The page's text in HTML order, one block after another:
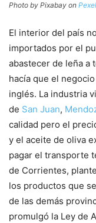
Photo by Pixabay on
El interior del país
importados por el
abastecer de leña a
hacía que el
inglés. La industria
de San Juan,
calidad pero el
y el aceite de oliva
pagar el transporte
de Corrientes,
los productos que
de las demás
promulgó la Ley de